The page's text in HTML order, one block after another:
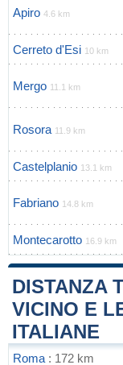
Apiro 4.6 km
Cerreto d'Esi 10 km
Mergo 11.1 km
Rosora 11.9 km
Castelplanio 13.1 km
Fabriano 14.8 km
Montecarotto 16.9 km
DISTANZA
VICINO E
ITALIANE
Roma : 172 km